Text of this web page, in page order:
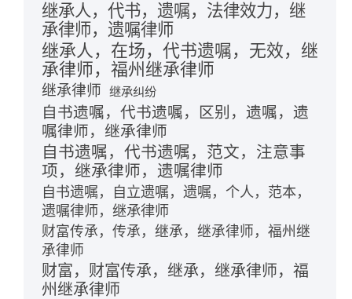
继承人，代书，遗嘱，法律效力，继
承律师，遗嘱律师
继承人，在场，代书遗嘱，无效，继
承律师，福州继承律师
继承律师 继承纠纷
自书遗嘱，代书遗嘱，区别，遗嘱，遗
嘱律师，继承律师
自书遗嘱，代书遗嘱，范文，注意事
项，继承律师，遗嘱律师
自书遗嘱，自立遗嘱，遗嘱，个人，范本，
遗嘱律师，继承律师
财富传承，传承，继承，继承律师，福州继
承律师
财富，财富传承，继承，继承律师，福
州继承律师